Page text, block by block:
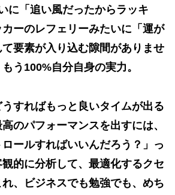
に「追い風だったからラッキ
ーのレフェリーみたいに「運が
要素が入り込む隙間がありませ
う 100%自分自身の実力。
すればもっと良いタイムが出る
のパフォーマンスを出すには、
ールすればいいんだろう？」っ
観的に分析して、最適化するクセ
、ビジネスでも勉強でも、めち